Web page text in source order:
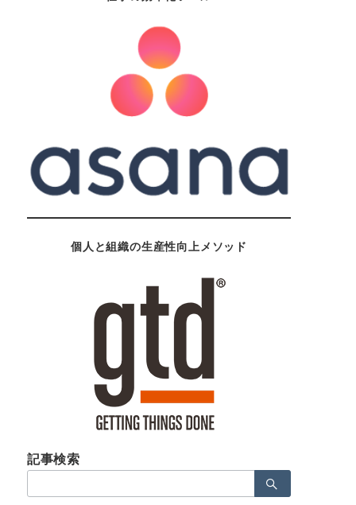
個人と組織の生産性向上メソッド
記事検索
索：